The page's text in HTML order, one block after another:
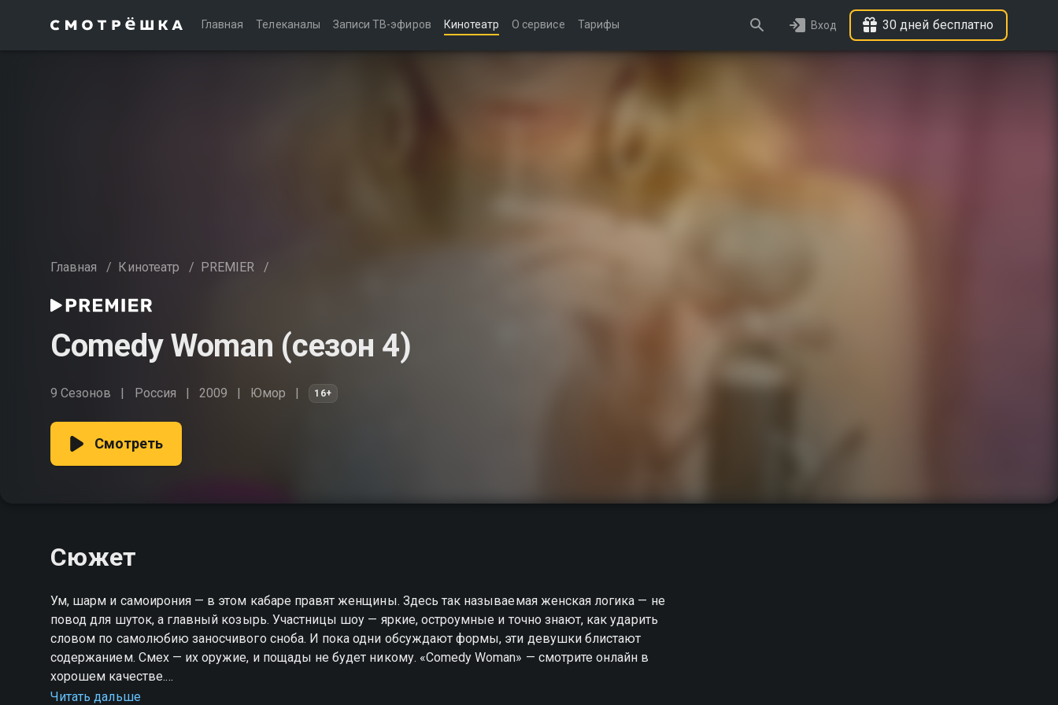
Главная Телеканалы Записи ТВ-эфиров Кинотеатр О сервисе Тарифы Вход 30 дней бесплатно
Главная / Кинотеатр / PREMIER /
Comedy Woman (сезон 4)
9 Сезонов Россия 2009 Юмор 16+
Смотреть
Сюжет
Ум, шарм и самоирония — в этом кабаре правят женщины. Здесь так называемая женская логика — не
повод для шуток, а главный козырь. Участницы шоу — яркие, остроумные и точно знают, как ударить
словом по самолюбию заносчивого сноба. И пока одни обсуждают формы, эти девушки блистают
содержанием. Смех — их оружие, и пощады не будет никому. «Comedy Woman» — смотрите онлайн в
хорошем качестве.
Читать дальше